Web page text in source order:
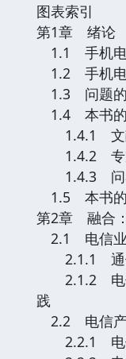
图表索引
第1章 绪论
1.1 手机电
1.2 手机
1.3 问题的
1.4 本书
1.4.1 文
1.4.2 专
1.4.3 问
1.5 本书
第2章 融合
2.1 电信业
2.1.1 通
2.1.2 电信
践
2.2 电信产
2.2.1 电